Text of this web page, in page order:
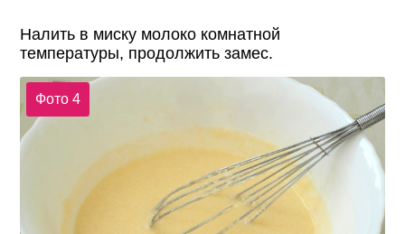
Налить в миску молоко комнатной
температуры, продолжить замес.
Фото 4